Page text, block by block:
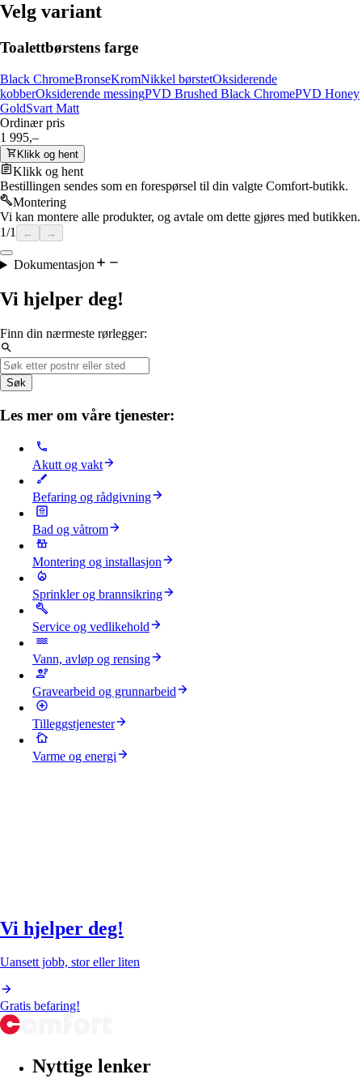
Velg variant
Toalettbørstens farge
Black ChromeBronseKromNikkel børstetOksiderende
kobberOksiderende messingPVD Brushed Black ChromePVD Honey
GoldSvart Matt
Ordinær pris
1 995,–
Klikk og hent
Klikk og hent
Bestillingen sendes som en forespørsel til din valgte Comfort-butikk.
Montering
Vi kan montere alle produkter, og avtale om dette gjøres med butikken.
1/1 ← →
Dokumentasjon
Vi hjelper deg!
Finn din nærmeste rørlegger:
Søk
Les mer om våre tjenester:
Akutt og vakt
Befaring og rådgivning
Bad og våtrom
Montering og installasjon
Sprinkler og brannsikring
Service og vedlikehold
Vann, avløp og rensing
Gravearbeid og grunnarbeid
Tilleggstjenester
Varme og energi
Vi hjelper deg!
Uansett jobb, stor eller liten
Gratis befaring!
Nyttige lenker